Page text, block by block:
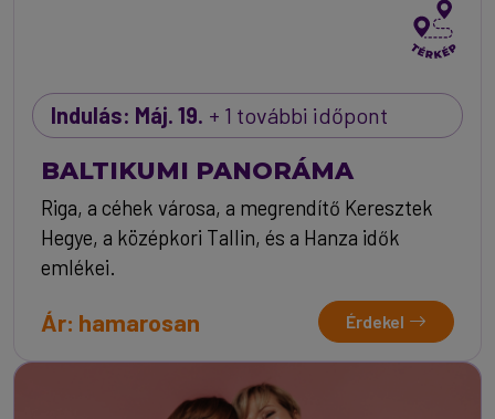
Indulás: Máj. 19. + 1 további időpont
BALTIKUMI PANORÁMA
Riga, a céhek városa, a megrendítő Keresztek
Hegye, a középkori Tallin, és a Hanza idők
emlékei.
Ár: hamarosan Érdekel